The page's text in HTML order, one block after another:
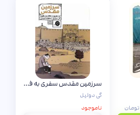
تومان
سرزمین مقدس سفری به فلسطین
گی دولیل
ناموجود